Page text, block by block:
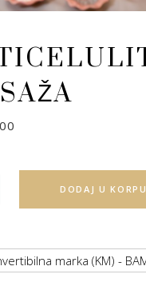
DODAJ U KORPU
marka (KM) -